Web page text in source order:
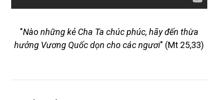
"Nào những kẻ Cha Ta chúc phúc, hãy đến thừa
hưởng Vương Quốc dọn cho các ngươi" (Mt 25,33)